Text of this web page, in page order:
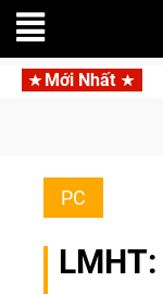
Mới Nhất
ngầm trong Cat Mafia
PC